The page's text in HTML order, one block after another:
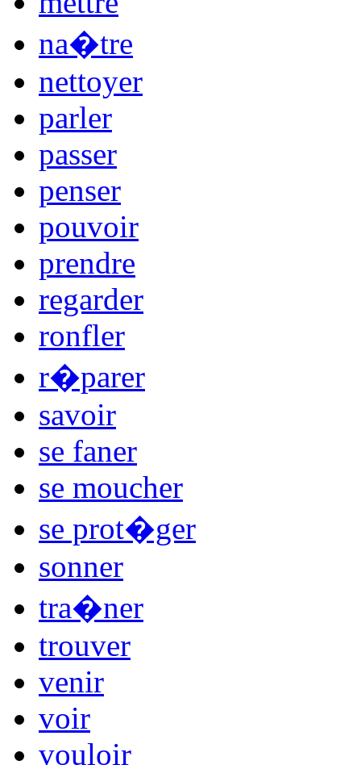
na�tre
nettoyer
parler
passer
penser
pouvoir
prendre
regarder
ronfler
r�parer
savoir
se faner
se moucher
se prot�ger
sonner
tra�ner
trouver
venir
voir
vouloir